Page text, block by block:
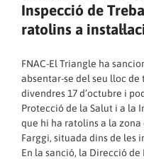
Inspecció de
ratolins a
FNAC-El Triangle ha
absentar-se del seu lloc
divendres 17 d’octubre i
Protecció de la Salut i a la
que hi ha ratolins a la zona
Farggi, situada dins de les
En la sanció, la Direcció